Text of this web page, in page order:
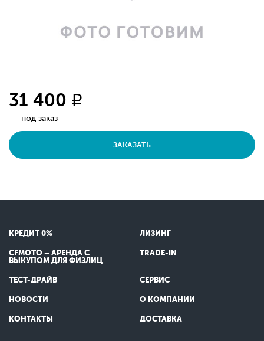
31 400 q
под заказ
ЗАКАЗАТЬ
КРЕДИТ 0% ЛИЗИНГ
CFMOTO – АРЕНДА С
ВЫКУПОМ ДЛЯ ФИЗЛИЦ
TRADE-IN
ТЕСТ-ДРАЙВ СЕРВИС
НОВОСТИ О КОМПАНИИ
КОНТАКТЫ ДОСТАВКА